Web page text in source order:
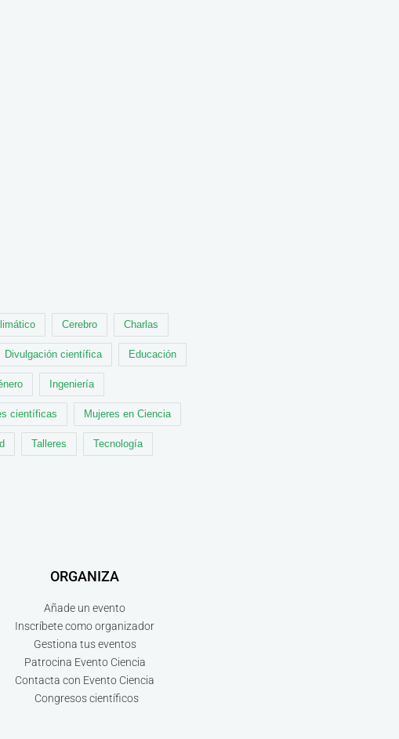
Cerebro Charlas
Divulgación científica Educación
Ingeniería
científicas Mujeres en Ciencia
Talleres Tecnología
ORGANIZA
Añade un evento
Inscríbete como organizador
Gestiona tus eventos
Patrocina Evento Ciencia
Contacta con Evento Ciencia
Congresos científicos